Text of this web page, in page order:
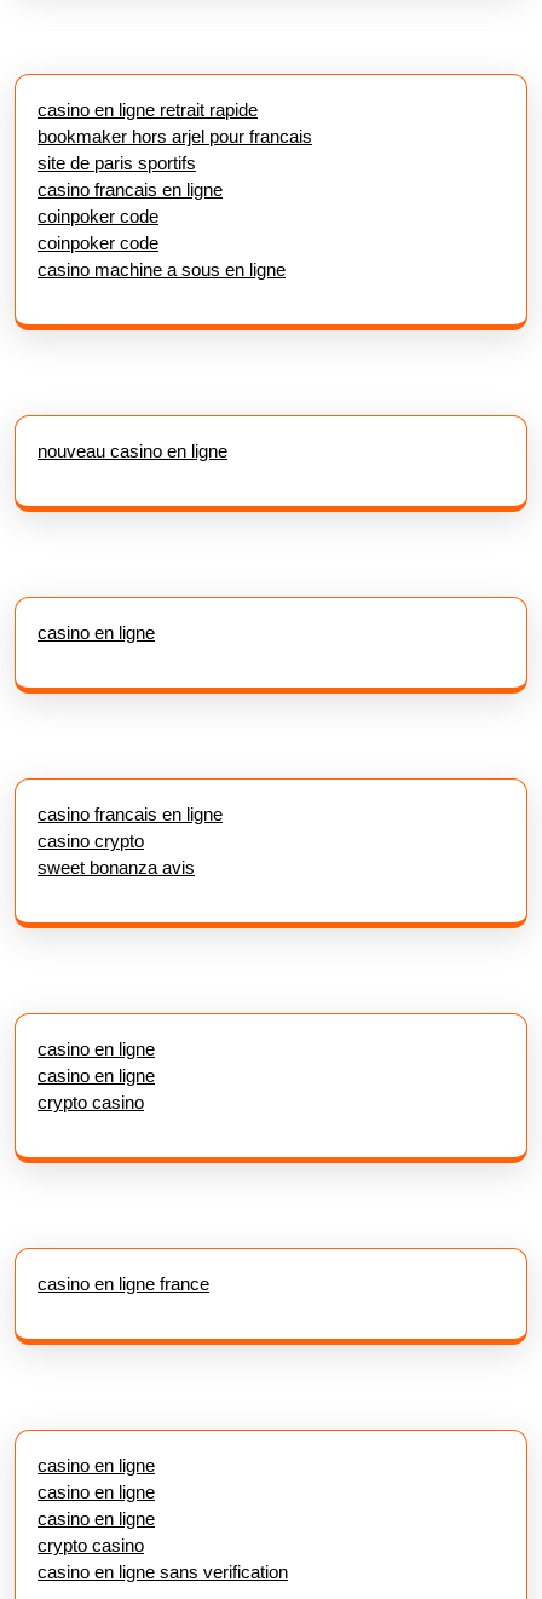
casino en ligne retrait rapide
bookmaker hors arjel pour francais
site de paris sportifs
casino francais en ligne
coinpoker code
coinpoker code
casino machine a sous en ligne
nouveau casino en ligne
casino en ligne
casino francais en ligne
casino crypto
sweet bonanza avis
casino en ligne
casino en ligne
crypto casino
casino en ligne france
casino en ligne
casino en ligne
casino en ligne
crypto casino
casino en ligne sans verification